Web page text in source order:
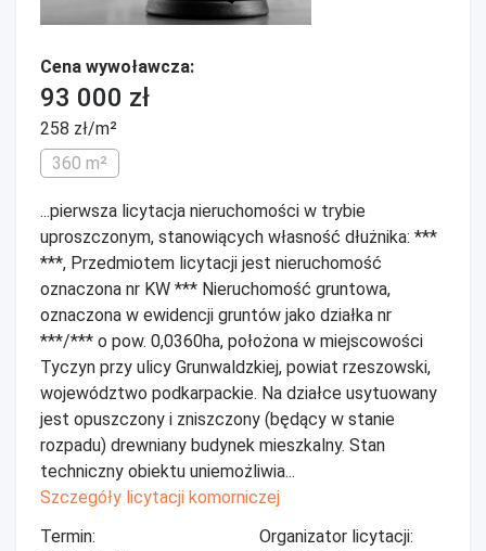
Cena wywoławcza:
93 000 zł
258 zł/m²
360 m²
...pierwsza licytacja nieruchomości w trybie
uproszczonym, stanowiących własność dłużnika: ***
***, Przedmiotem licytacji jest nieruchomość
oznaczona nr KW *** Nieruchomość gruntowa,
oznaczona w ewidencji gruntów jako działka nr
***/*** o pow. 0,0360ha, położona w miejscowości
Tyczyn przy ulicy Grunwaldzkiej, powiat rzeszowski,
województwo podkarpackie. Na działce usytuowany
jest opuszczony i zniszczony (będący w stanie
rozpadu) drewniany budynek mieszkalny. Stan
techniczny obiektu uniemożliwia...
Szczegóły licytacji komorniczej
Termin:
Organizator licytacji: